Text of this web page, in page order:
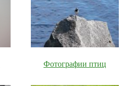
Фотографии птиц